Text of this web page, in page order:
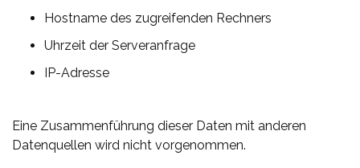
Hostname des zugreifenden Rechners
Uhrzeit der Serveranfrage
IP-Adresse
Eine Zusammenführung dieser Daten mit anderen
Datenquellen wird nicht vorgenommen.